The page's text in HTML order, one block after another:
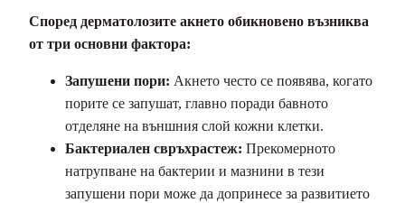
Според дерматолозите акнето обикновено възниква
от три основни фактора:
Запушени пори: Акнето често се появява, когато
порите се запушат, главно поради бавното
отделяне на външния слой кожни клетки.
Бактериален свръхрастеж: Прекомерното
натрупване на бактерии и мазнини в тези
запушени пори може да допринесе за развитието